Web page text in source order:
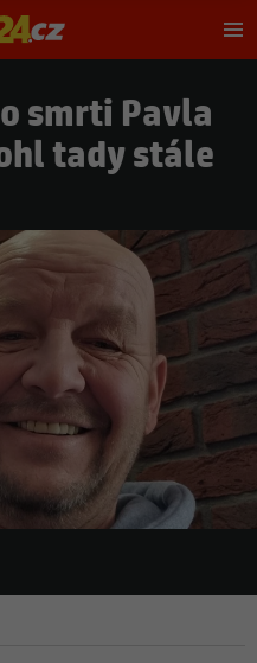
smrti Pavla
tady stále